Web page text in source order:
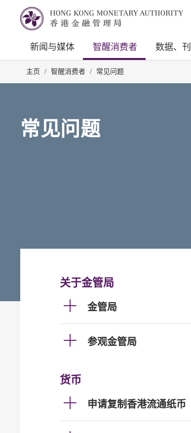
新闻与媒体 智醒消费者 数据、
主页 / 智醒消费者 / 常见问题
常见问题
关于金管局
金管局
参观金管局
货币
申请复制香港流通纸币